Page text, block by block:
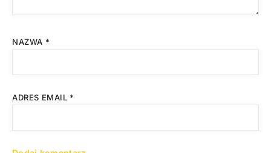
NAZWA *
ADRES EMAIL *